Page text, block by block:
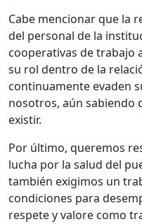
Cabe mencionar que la
del personal de la
cooperativas de trabajo
su rol dentro de la
continuamente evaden
nosotros, aún sabiendo
existir.
Por último, queremos
lucha por la salud del
también exigimos un
condiciones para
respete y valore como